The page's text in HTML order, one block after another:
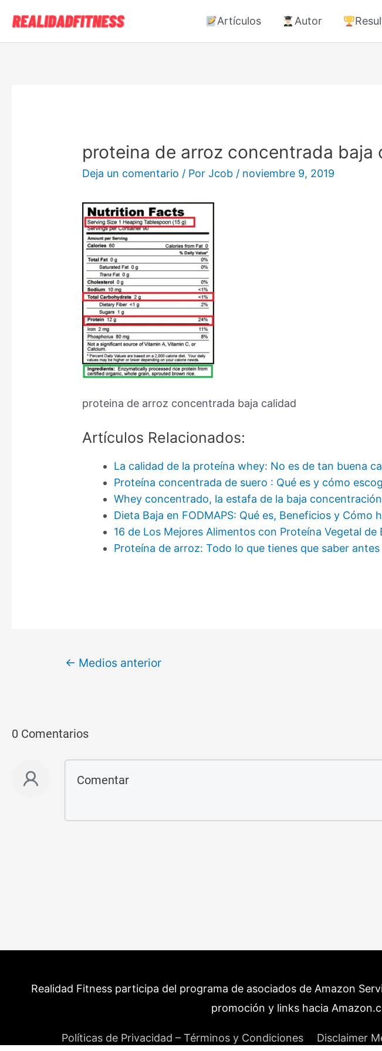
Artículos Autor
proteina de arroz concentrada baja
Deja un comentario / PorJcob / noviembre 9, 2019
proteina de arroz concentrada baja calidad
Artículos Relacionados:
La calidad de la proteína whey: No es de tan buena
Proteína concentrada de suero : Qué es y cómo
Whey concentrado, la estafa de la baja
Dieta Baja en FODMAPS: Qué es, Beneficios y Cómo
16 de Los Mejores Alimentos con Proteína Vegetal de
Proteína de arroz: Todo lo que tienes que saber
← Medios anterior
0 Comentarios
Realidad Fitness participa del programa de asociados de Amazon
promoción y links hacia
Políticas de Privacidad – Términos y Condiciones Disclaimer